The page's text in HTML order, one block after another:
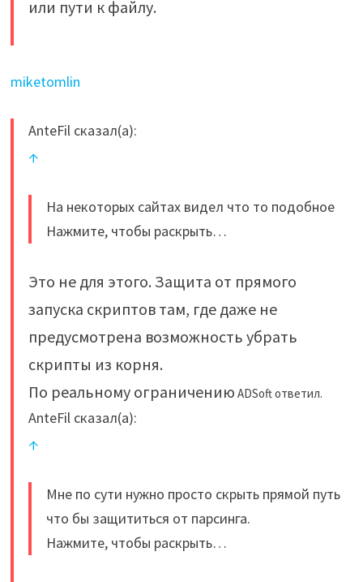
или пути к файлу.
miketomlin
AnteFil сказал(а):
↑
На некоторых сайтах видел что то подобное
Нажмите, чтобы раскрыть…
Это не для этого. Защита от прямого
запуска скриптов там, где даже не
предусмотрена возможность убрать
скрипты из корня.
По реальному ограничению ADSoft ответил.
AnteFil сказал(а):
↑
Мне по сути нужно просто скрыть прямой путь
что бы защититься от парсинга.
Нажмите, чтобы раскрыть…